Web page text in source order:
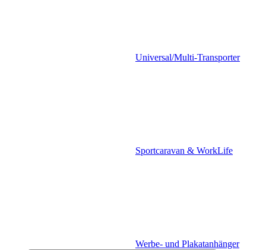
Universal/Multi-Transporter
Sportcaravan & WorkLife
Werbe- und Plakatanhänger